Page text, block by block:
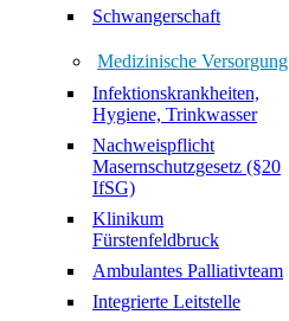
Schwangerschaft
Medizinische Versorgung
Infektionskrankheiten,
Hygiene, Trinkwasser
Nachweispflicht
Masernschutzgesetz (§20
IfSG)
Klinikum
Fürstenfeldbruck
Ambulantes Palliativteam
Integrierte Leitstelle